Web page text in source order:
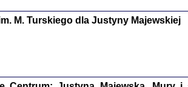
red. i wstęp Barbara
Stanisław Adler, oprac. i
Warszawa 2018
M. Turskiego dla Justyny Majewskiej